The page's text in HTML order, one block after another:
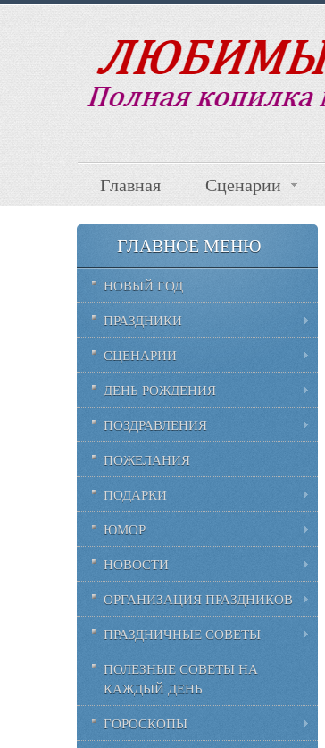
Главная Сценарии
ГЛАВНОЕ МЕНЮ
НОВЫЙ ГОД
ПРАЗДНИКИ
СЦЕНАРИИ
ДЕНЬ РОЖДЕНИЯ
ПОЗДРАВЛЕНИЯ
ПОЖЕЛАНИЯ
ПОДАРКИ
ЮМОР
НОВОСТИ
ОРГАНИЗАЦИЯ ПРАЗДНИКОВ
ПРАЗДНИЧНЫЕ СОВЕТЫ
ПОЛЕЗНЫЕ СОВЕТЫ НА
КАЖДЫЙ ДЕНЬ
ГОРОСКОПЫ